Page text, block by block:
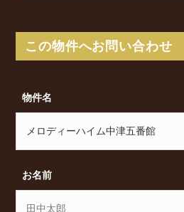
徒歩12分 からアクセスが可能
メロディーハイム中津五番館の
マンションをお探しでした
Classicalまでお気軽にお問い
及びオンライン相談も受け付け
めの賃貸物件をご提案いたしま
この物件へお問い合わせ
物件名
お名前